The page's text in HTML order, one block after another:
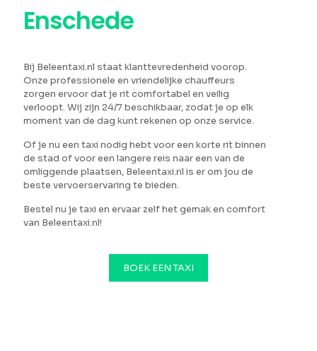
Enschede
Bij Beleentaxi.nl staat klanttevredenheid voorop.
Onze professionele en vriendelijke chauffeurs
zorgen ervoor dat je rit comfortabel en veilig
verloopt. Wij zijn 24/7 beschikbaar, zodat je op elk
moment van de dag kunt rekenen op onze service.
Of je nu een taxi nodig hebt voor een korte rit binnen
de stad of voor een langere reis naar een van de
omliggende plaatsen, Beleentaxi.nl is er om jou de
beste vervoerservaring te bieden.
Bestel nu je taxi en ervaar zelf het gemak en comfort
van Beleentaxi.nl!
BOEK EEN TAXI